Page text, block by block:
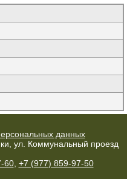
данных
ул. Коммунальный проезд
60, +7 (977) 859-97-50